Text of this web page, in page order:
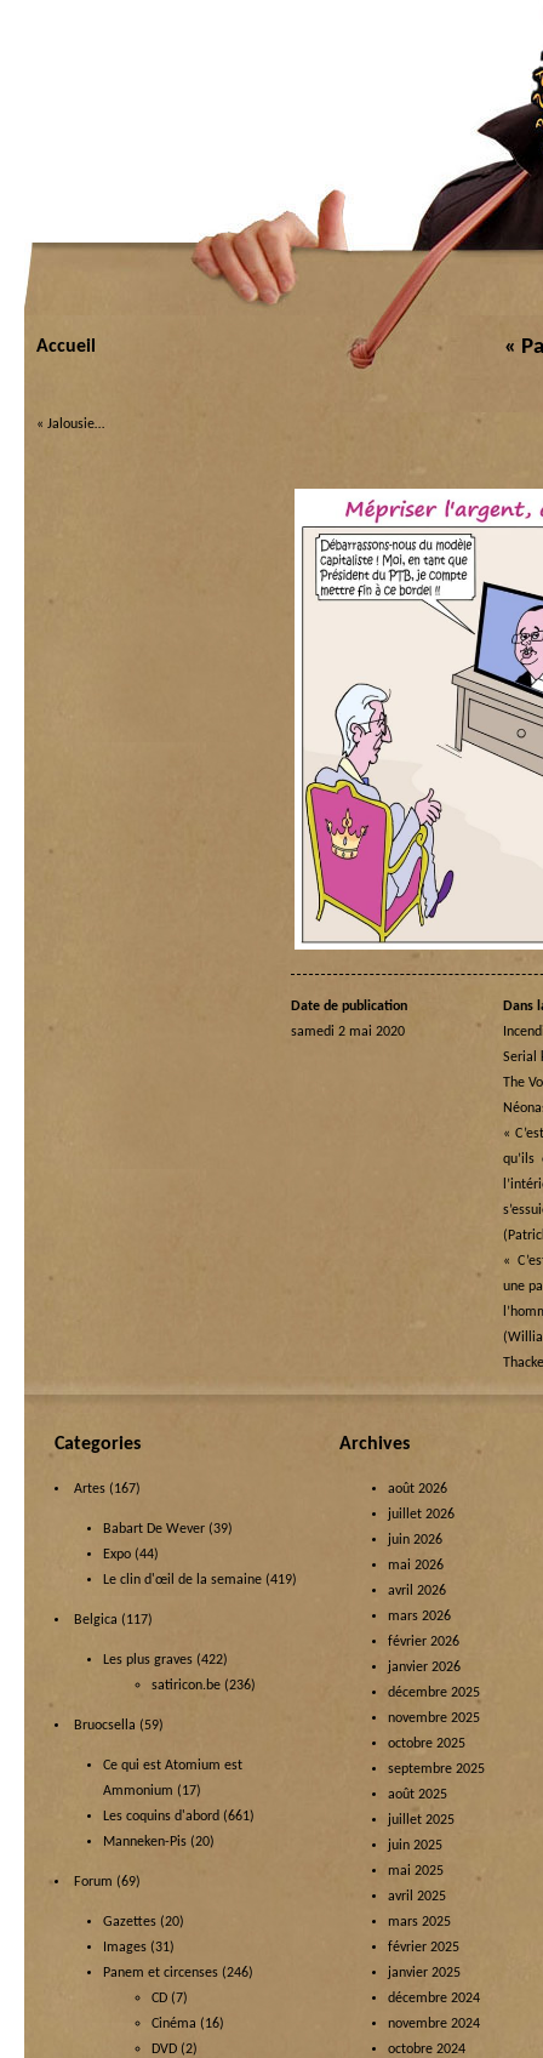
Accueil «
« Jalousie…
Date de publication
samedi 2 mai 2020
Dans
Serial
The
«
«
une
Categories
Artes (167)
Babart De Wever (39)
Expo (44)
Le clin d'œil de la semaine (419)
Belgica (117)
Les plus graves (422)
satiricon.be (236)
Bruocsella (59)
Ce qui est Atomium est
Ammonium (17)
Les coquins d'abord (661)
Manneken-Pis (20)
Forum (69)
Gazettes (20)
Images (31)
Panem et circenses (246)
CD (7)
Cinéma (16)
DVD (2)
Archives
août 2026
juillet 2026
juin 2026
mai 2026
avril 2026
mars 2026
février 2026
janvier 2026
décembre 2025
novembre 2025
octobre 2025
septembre 2025
août 2025
juillet 2025
juin 2025
mai 2025
avril 2025
mars 2025
février 2025
janvier 2025
décembre 2024
novembre 2024
octobre 2024